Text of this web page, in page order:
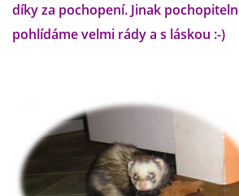
VÝROČNÍ ZPRÁVY
JAK NÁM POMOCI
NAPSALI O NÁS
díky za pochopení. Jinak
pohlídáme velmi rády a s láskou :-)